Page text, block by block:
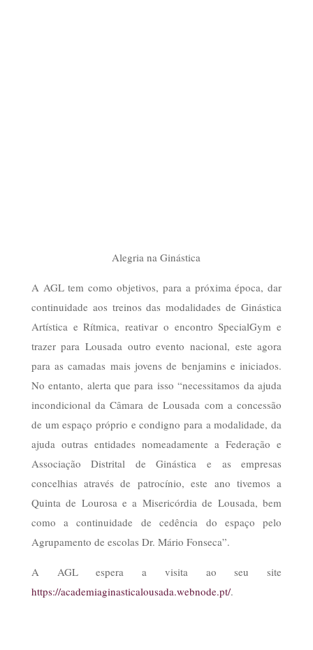
Alegria na Ginástica
A AGL tem como objetivos, para a próxima época, dar
continuidade aos treinos das modalidades de Ginástica
Artística e Rítmica, reativar o encontro SpecialGym e
trazer para Lousada outro evento nacional, este agora
para as camadas mais jovens de benjamins e iniciados.
No entanto, alerta que para isso “necessitamos da ajuda
incondicional da Câmara de Lousada com a concessão
de um espaço próprio e condigno para a modalidade, da
ajuda outras entidades nomeadamente a Federação e
Associação Distrital de Ginástica e as empresas
concelhias através de patrocínio, este ano tivemos a
Quinta de Lourosa e a Misericórdia de Lousada, bem
como a continuidade de cedência do espaço pelo
Agrupamento de escolas Dr. Mário Fonseca”.
A AGL espera a visita ao seu site
https://academiaginasticalousada.webnode.pt/.